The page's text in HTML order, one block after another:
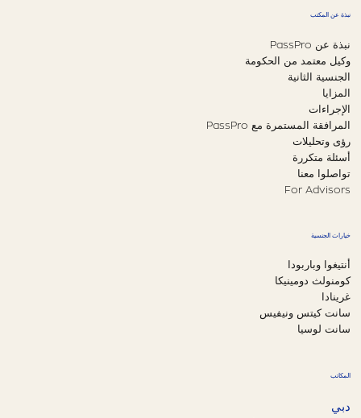
نبذة عن المكتب
نبذة عن PassPro
وكيل معتمد من الحكومة
الجنسية الثانية
المزايا
الإجراءات
المرافقة المستمرة مع PassPro
رؤى وتحليلات
أسئلة متكررة
تواصلوا معنا
For Advisors
خيارات الجنسية
أنتيغوا وباربودا
كومنولث دومينيكا
غرينادا
سانت كيتس ونيفيس
سانت لوسيا
المكاتب
دبي